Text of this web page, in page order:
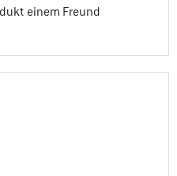
einem Freund